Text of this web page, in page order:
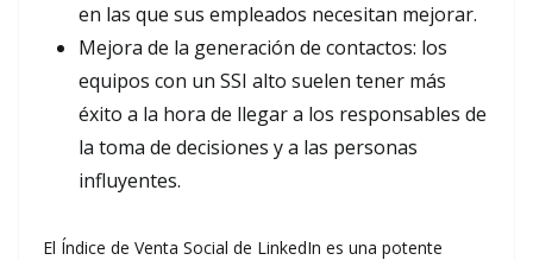
en las que sus empleados necesitan mejorar.
Mejora de la generación de contactos: los
equipos con un SSI alto suelen tener más
éxito a la hora de llegar a los responsables de
la toma de decisiones y a las personas
influyentes.
El Índice de Venta Social de LinkedIn es una potente